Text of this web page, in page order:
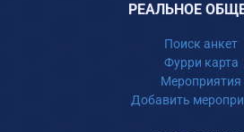
РЕАЛЬНОЕ
Поиск анкет
Фурри карта
Мероприятия
Добавить